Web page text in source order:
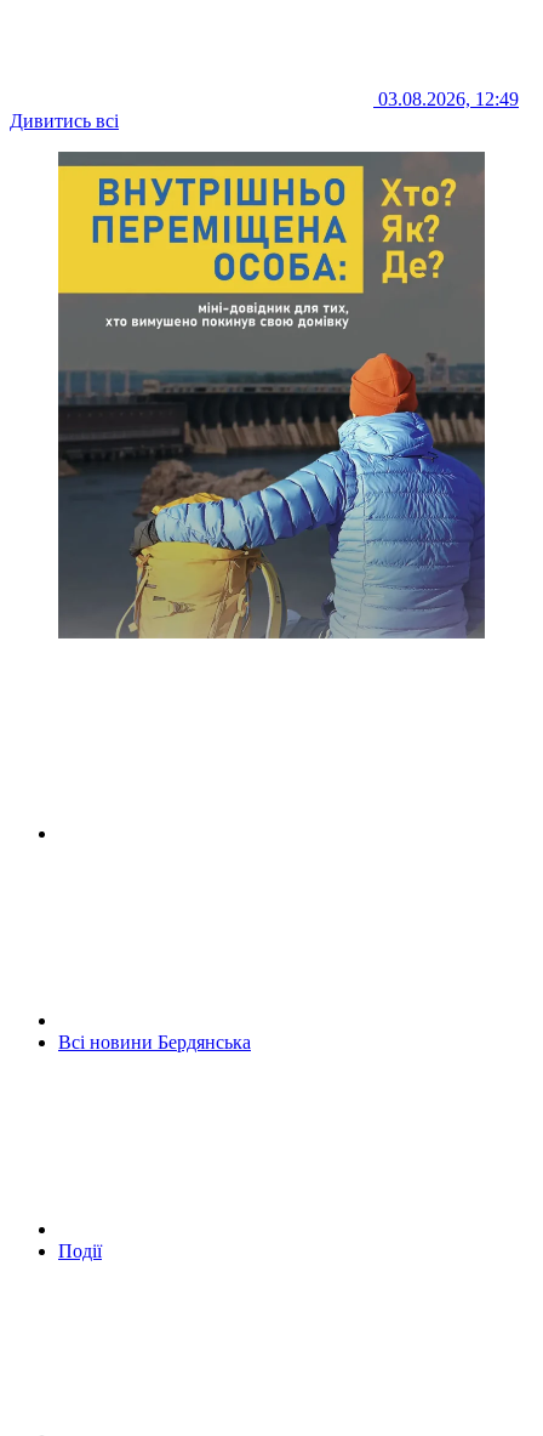
03.08.2026, 12:49
Дивитись всі
Всі новини Бердянська
Події